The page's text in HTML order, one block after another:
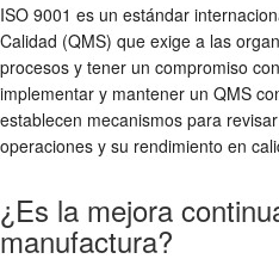
ISO 9001 es un estándar
Calidad (QMS) que exige a las
procesos y tener un compromiso
implementar y mantener un QMS
establecen mecanismos para
operaciones y su rendimiento en
¿Es la mejora
manufactura?